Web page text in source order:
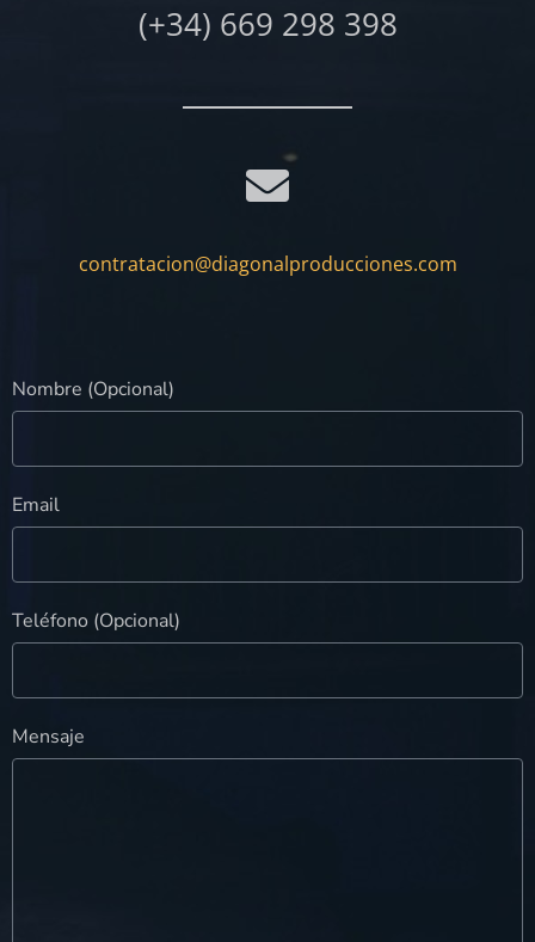
(+34) 669 298 398
contratacion@diagonalproducciones.com
Nombre (Opcional)
Email
Teléfono (Opcional)
Mensaje